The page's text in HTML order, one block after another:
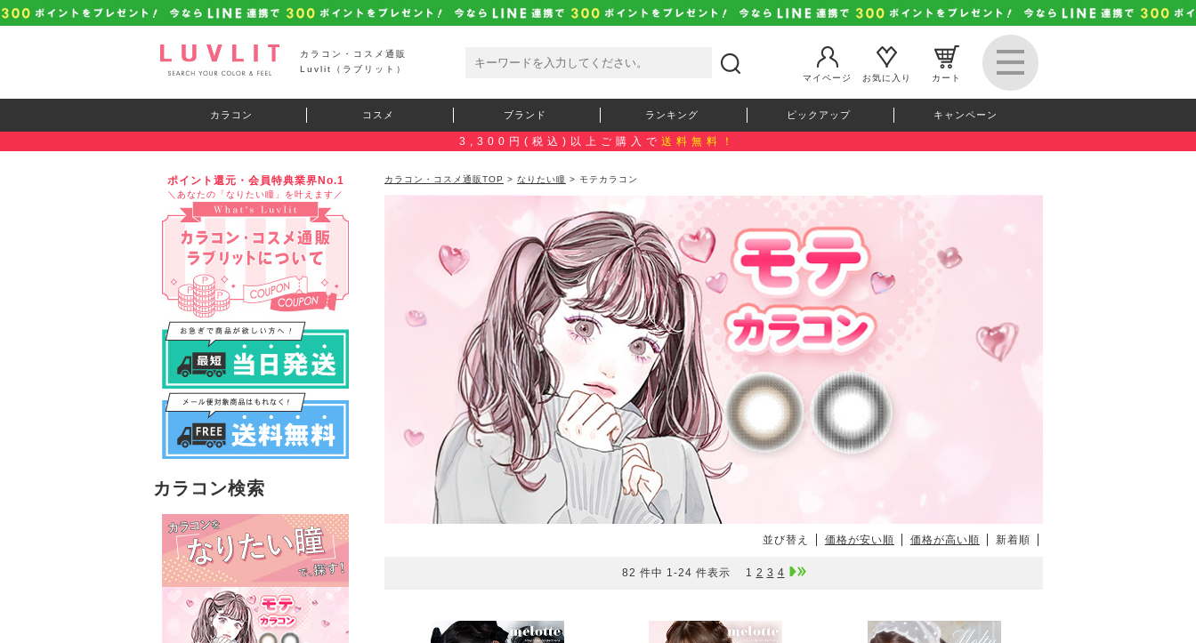
カラコン・コスメ通販
Luvlit（ラブリット）
マイページ
お気に入り カート
カラコン コスメ ブランド ランキング ピックアップ キャンペーン
3,300円(税込)以上ご購入で 送料無料！
ポイント還元・会員特典業界No.1
＼あなたの「なりたい瞳」を叶えます／
カラコン検索
カラコン・コスメ通販TOP > なりたい瞳 > モテカラコン
並び替え 価格が安い順 価格が高い順 新着順
82 件中 1-24 件表示 1 2 3 4